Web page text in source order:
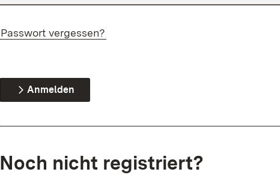
Passwort vergessen?
Anmelden
Noch nicht registriert?